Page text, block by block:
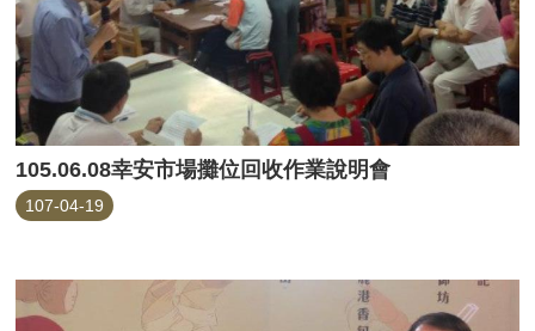
105.06.08幸安市場攤位回收作業說明會
107-04-19